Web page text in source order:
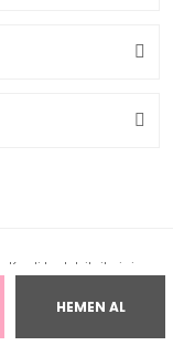
HEMEN AL
kartı bilgileriniz